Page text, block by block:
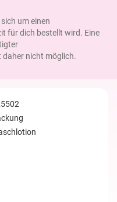
um einen
für dich bestellt wird. Eine
nicht möglich.